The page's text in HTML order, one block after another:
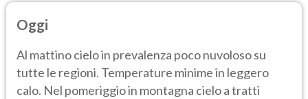
Oggi
Al mattino cielo in prevalenza poco nuvoloso su
tutte le regioni. Temperature minime in leggero
calo. Nel pomeriggio in montagna cielo a tratti